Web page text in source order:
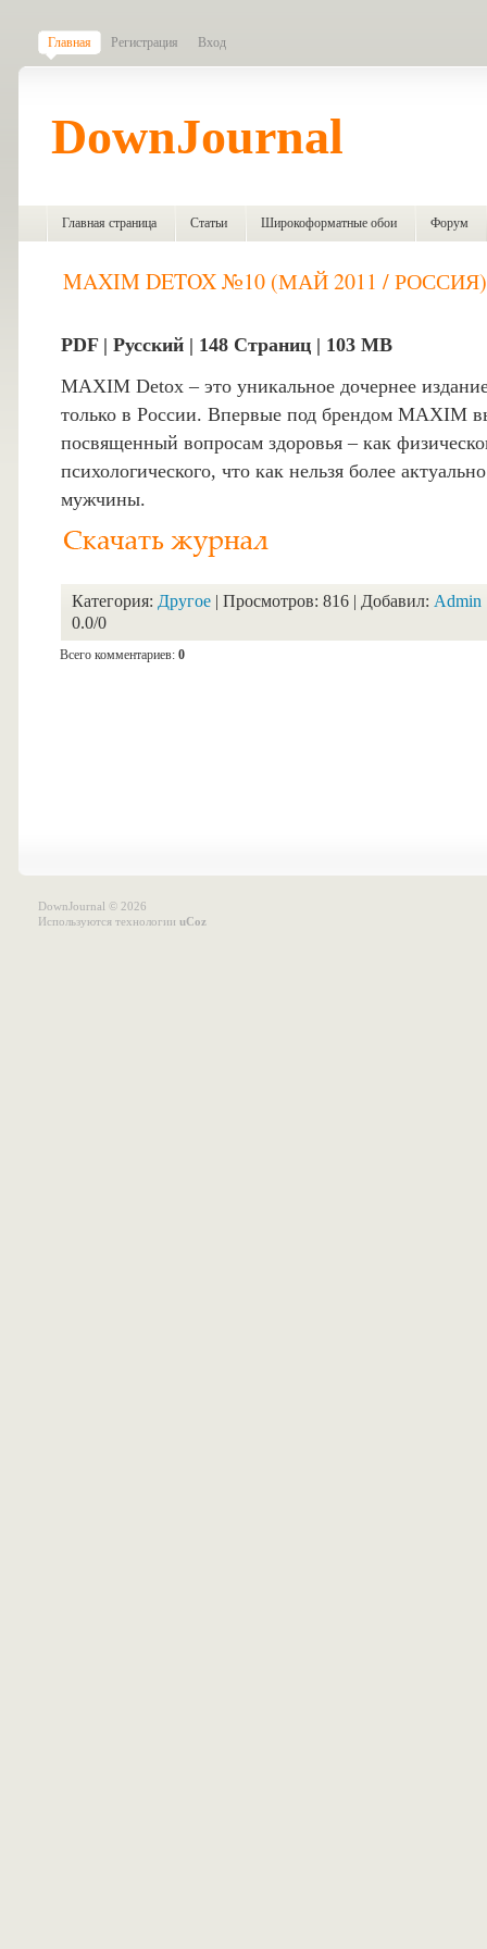
Главная Регистрация Вход
DownJournal
Главная страница Статьи Широкоформатные обои Форум
MAXIM DETOX №10 (МАЙ 2011 / РОССИЯ)
PDF | Русский | 148 Страниц | 103 MB
MAXIM Detox – это уникальное дочернее
только в России. Впервые под брендом MAXIM
посвященный вопросам здоровья – как
психологического, что как нельзя более
мужчины.
Категория: Другое | Просмотров: 816 | Добавил: Admin
0.0/0
Всего комментариев: 0
DownJournal © 2026
Используются технологии uCoz